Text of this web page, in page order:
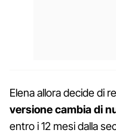
Elena allora decide di
versione cambia di
entro i 12 mesi dalla